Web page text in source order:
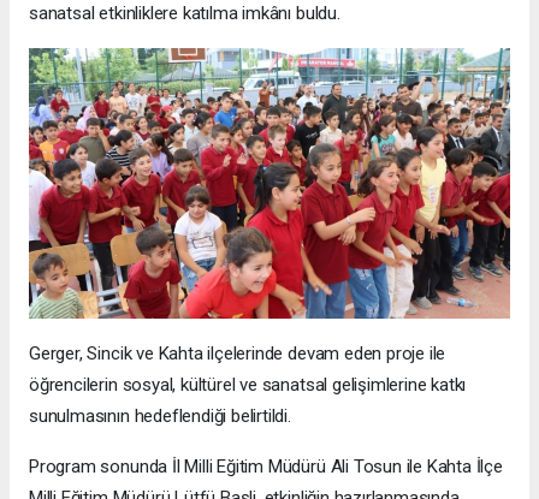
sanatsal etkinliklere katılma imkânı buldu.
Gerger, Sincik ve Kahta ilçelerinde devam eden proje ile
öğrencilerin sosyal, kültürel ve sanatsal gelişimlerine katkı
sunulmasının hedeflendiği belirtildi.
Program sonunda İl Milli Eğitim Müdürü Ali Tosun ile Kahta İlçe